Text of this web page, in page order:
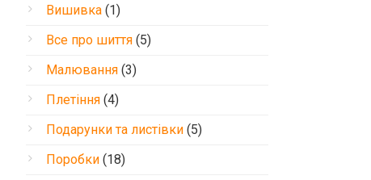
Вишивка (1)
Все про шиття (5)
Малювання (3)
Плетіння (4)
Подарунки та листівки (5)
Поробки (18)